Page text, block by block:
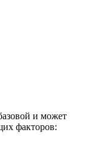
и может
факторов: